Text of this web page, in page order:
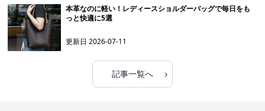
本革なのに軽い！レディースショルダーバッグで毎日をも
っと快適に5選
更新日2026-07-11
記事一覧へ ›